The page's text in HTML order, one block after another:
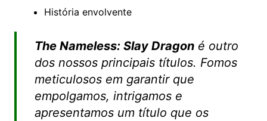
História envolvente
The Nameless: Slay Dragoné outro
dos nossos principais títulos. Fomos
meticulosos em garantir que
empolgamos, intrigamos e
apresentamos um título que os